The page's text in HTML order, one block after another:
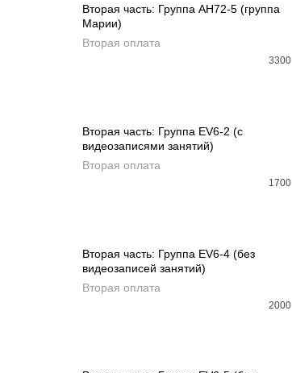
ДОБАВИТЬ В КОРЗИНУ
Вторая часть: Группа AH72-5 (группа
Марии)
Вторая оплата
3300
ДОБАВИТЬ В КОРЗИНУ
Вторая часть: Группа EV6-2 (с
видеозаписями занятий)
Вторая оплата
1700
ДОБАВИТЬ В КОРЗИНУ
Вторая часть: Группа EV6-4 (без
видеозаписей занятий)
Вторая оплата
2000